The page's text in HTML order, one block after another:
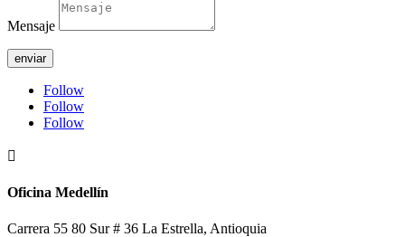
Mensaje
enviar
Follow
Follow
Follow

Oficina Medellín
Carrera 55 80 Sur # 36 La Estrella, Antioquia